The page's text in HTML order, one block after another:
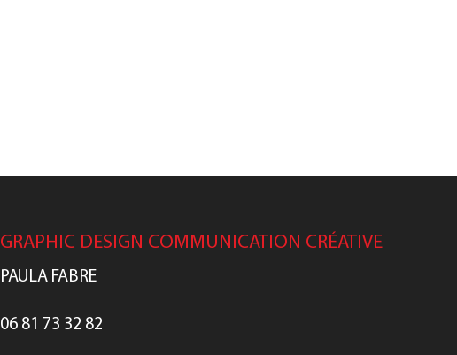
GRAPHIC DESIGN COMMUNICATION CRÉATIVE
PAULA FABRE
06 81 73 32 82